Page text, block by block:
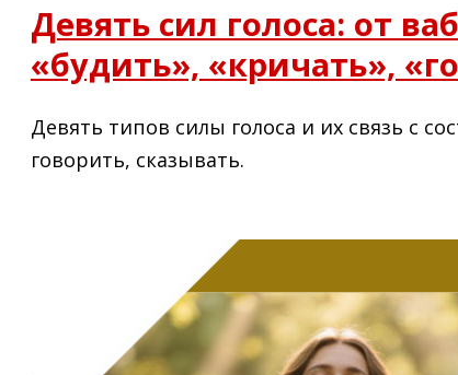
Девять сил голоса: от
«будить», «кричать»,
Девять типов силы голоса и их связь с
говорить, сказывать.